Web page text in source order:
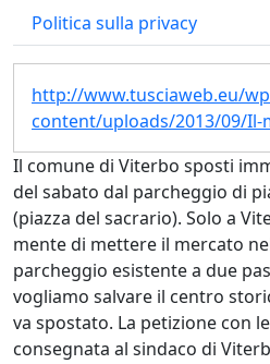
Politica sulla privacy
http://www.tusciaweb.eu/
content/uploads/2013/09/Il-
Il comune di Viterbo sposti
del sabato dal parcheggio di
(piazza del sacrario). Solo a
mente di mettere il mercato
parcheggio esistente a due
vogliamo salvare il centro
va spostato. La petizione con
consegnata al sindaco di